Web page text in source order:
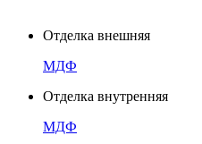
Отделка внешняя
МДФ
Отделка внутренняя
МДФ